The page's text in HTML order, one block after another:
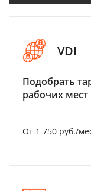
VDI
Подобрать
рабочих мест
От 1 750 руб./